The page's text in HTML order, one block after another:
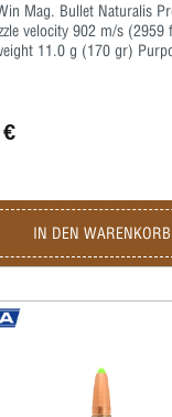
IN DEN WARENKORB